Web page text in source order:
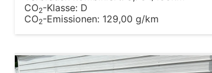
CO2-Klasse: D
CO2-Emissionen: 129,00 g/km